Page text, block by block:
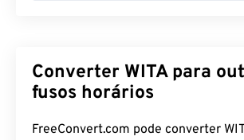
Converter WITA para
fusos horários
FreeConvert.com pode converter